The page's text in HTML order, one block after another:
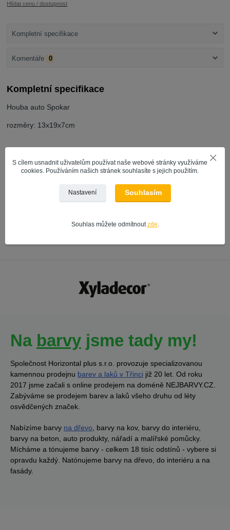
Hlídat cenu / dostupnost
Kompletní specifikace
Komentáře 0
Kompletní specifikace
Houba auto Spokar
rozměry: 13x19x7cm
Zboží zařazeno v kategoriích
AUTO PRODUKTY
VÝROBCE | ZNAČKA
Na barvy jsme tady my!
Společnost Horizontal plus s.r.o. provozuje specializovanou
kamennou prodejnu barev a laků v Třinci již 20 let. Od roku
2017 jsme začali s online prodejem na doméně NEJBARVY.CZ.
Zabýváme se prodejem barev a laků všeho druhu od léty
osvědčených značek.
Nabízíme barvy na dřevo , barvy na kov, barvy do interiéru,
barvy na beton, auto produkty, nářadí a malířské pomůcky.
Mícháme a tónujeme barvy - celkem 18 tisíc odstínů - vybere si
opravdu každý. Natónujeme barvy na dřevo, do interiéru a na
fasády.
S cílem usnadnit uživatelům používat naše webové stránky využíváme
cookies. Používáním našich stránek souhlasíte s jejich použitím.
Nastavení Souhlasím
Souhlas můžete odmítnoutzde.